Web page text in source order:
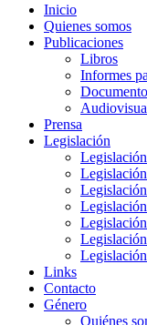
Inicio
Quienes somos
Publicaciones
Libros
Informes
Prensa
Legislación
Links
Contacto
Género
Quiénes